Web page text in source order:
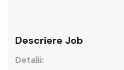
Descriere Job
Detalii: